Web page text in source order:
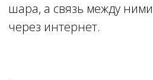
шара, а связь между
через интернет.